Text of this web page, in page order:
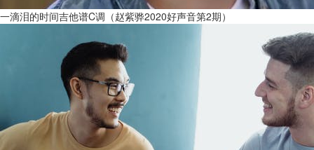
一滴泪的时间吉他谱C调（赵紫骅2020好声音第2期）